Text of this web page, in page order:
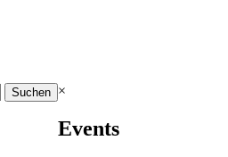
×
Events